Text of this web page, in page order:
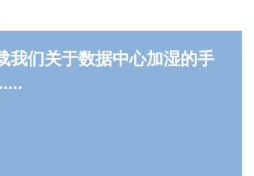
我们关于数据中心加湿的手